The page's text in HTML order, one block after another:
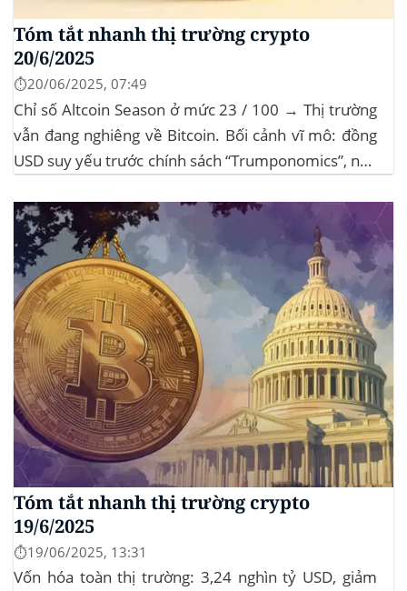
Tóm tắt nhanh thị trường crypto
20/6/2025
⏱️20/06/2025, 07:49
Chỉ số Altcoin Season ở mức 23 / 100 → Thị trường
vẫn đang nghiêng về Bitcoin. Bối cảnh vĩ mô: đồng
USD suy yếu trước chính sách “Trumponomics”, nhà
Sự kiện Chi tiết Hack 100 triệu USD...
Tóm tắt nhanh thị trường crypto
19/6/2025
⏱️19/06/2025, 13:31
Vốn hóa toàn thị trường: 3,24 nghìn tỷ USD, giảm